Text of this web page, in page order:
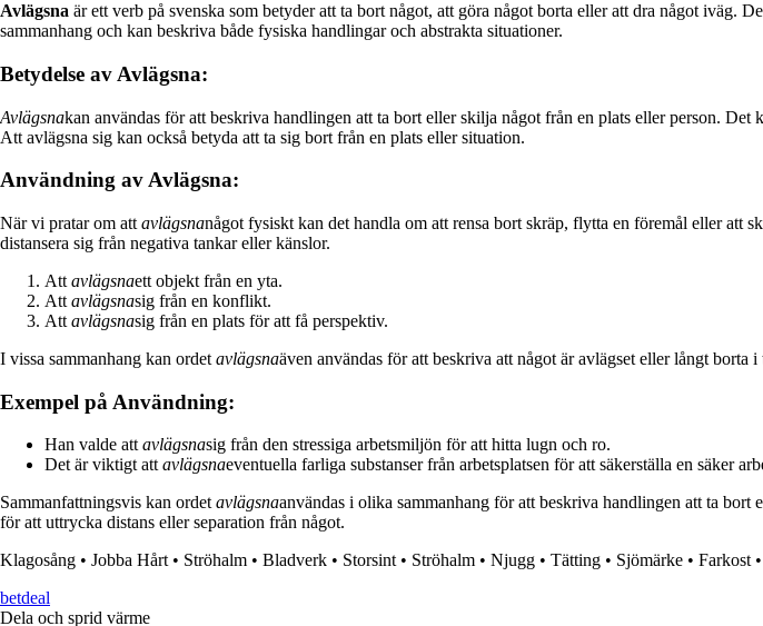
Avlägsna är ett verb på svenska som betyder att ta bort något, att göra något borta eller att dra något iväg.
sammanhang och kan beskriva både fysiska handlingar och abstrakta situationer.
Betydelse av Avlägsna:
Avlägsnakan användas för att beskriva handlingen att ta bort eller skilja något från en plats eller person.
Att avlägsna sig kan också betyda att ta sig bort från en plats eller situation.
Användning av Avlägsna:
När vi pratar om att avlägsnanågot fysiskt kan det handla om att rensa bort skräp, flytta en föremål eller att
distansera sig från negativa tankar eller känslor.
Att avlägsnaett objekt från en yta.
Att avlägsnasig från en konflikt.
Att avlägsnasig från en plats för att få perspektiv.
I vissa sammanhang kan ordet avlägsnaäven användas för att beskriva att något är avlägset eller långt borta
Exempel på Användning:
Han valde attavlägsnasig från den stressiga arbetsmiljön för att hitta lugn och ro.
Det är viktigt attavlägsnaeventuella farliga substanser från arbetsplatsen för att säkerställa en säker
Sammanfattningsvis kan ordetavlägsnaanvändas i olika sammanhang för att beskriva handlingen att ta
för att uttrycka distans eller separation från något.
Klagosång • Jobba Hårt• Ströhalm • Bladverk • Storsint• Ströhalm • Njugg • Tätting • Sjömärke • Farkost•
betdeal
Dela och sprid värme